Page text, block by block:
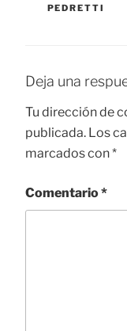
PEDRETTI
Deja una
Tu dirección de
publicada. Los
marcados con*
Comentario*